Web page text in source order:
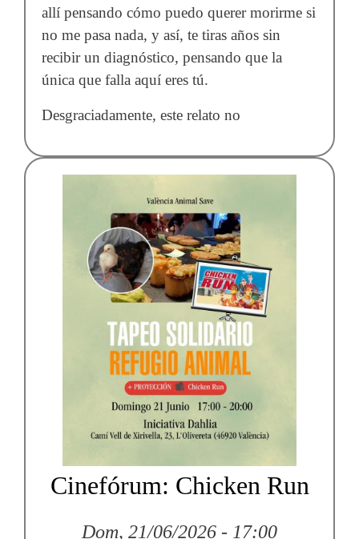
allí pensando cómo puedo querer morirme si
no me pasa nada, y así, te tiras años sin
recibir un diagnóstico, pensando que la
única que falla aquí eres tú.
Desgraciadamente, este relato no
Cinefórum: Chicken Run
Dom, 21/06/2026 - 17:00